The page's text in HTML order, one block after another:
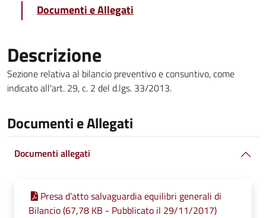
Documenti e Allegati
Descrizione
Sezione relativa al bilancio preventivo e consuntivo, come
indicato all'art. 29, c. 2 del d.lgs. 33/2013.
Documenti e Allegati
Documenti allegati
Presa d’atto salvaguardia equilibri generali di
Bilancio (67,78 KB - Pubblicato il 29/11/2017)